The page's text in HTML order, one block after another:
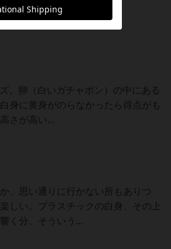
。卵（白いガチャポン）の中にある
身に黄身がのらなかったら得点がも
さが高い...
、思い通りに行かない所もありつ
しい。プラスチックの白身、その上
く分、そういう...